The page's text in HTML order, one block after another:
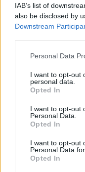
IAB’s list of
also be disclosed by
Downstream
Please note that this
not limited to your
grant or deny
use your data for
consent section.
Personal Data
I want to opt-out
personal data.
Opted In
I want to opt-out
Personal Data.
Opted In
I want to opt-out
Personal Data
Opted In
Egy kisvárost
az úszó naperőmű
| 2024.09.09 18:33
Úgy tűnik, hogy a
világrekorder.